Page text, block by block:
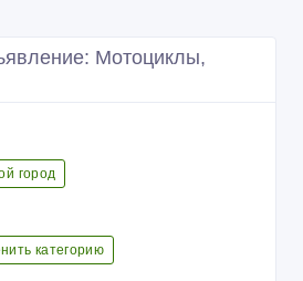
Мотоциклы,
город
категорию